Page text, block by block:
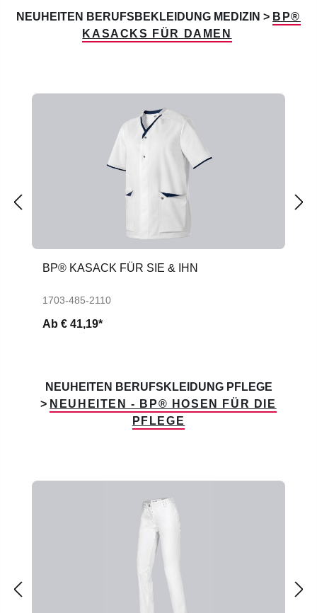
NEUHEITEN BERUFSBEKLEIDUNG MEDIZIN > BP®
KASACKS FÜR DAMEN
BP® KASACK FÜR SIE & IHN
1703-485-2110
Ab € 41,19*
NEUHEITEN BERUFSKLEIDUNG PFLEGE
> NEUHEITEN - BP® HOSEN FÜR DIE
PFLEGE